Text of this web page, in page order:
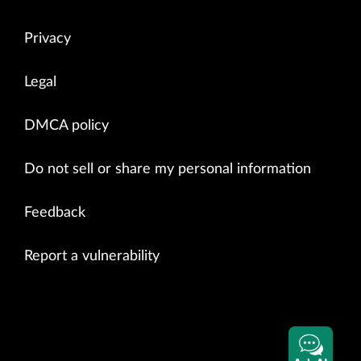
Privacy
Legal
DMCA policy
Do not sell or share my personal information
Feedback
Report a vulnerability